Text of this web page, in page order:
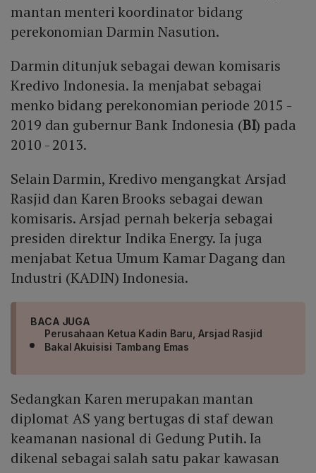
mantan menteri koordinator bidang
perekonomian Darmin Nasution.
Darmin ditunjuk sebagai dewan komisaris
Kredivo Indonesia. Ia menjabat sebagai
menko bidang perekonomian periode 2015 -
2019 dan gubernur Bank Indonesia (BI) pada
2010 - 2013.
Selain Darmin, Kredivo mengangkat Arsjad
Rasjid dan Karen Brooks sebagai dewan
komisaris. Arsjad pernah bekerja sebagai
presiden direktur Indika Energy. Ia juga
menjabat Ketua Umum Kamar Dagang dan
Industri (KADIN) Indonesia.
BACA JUGA
Perusahaan Ketua Kadin Baru, Arsjad Rasjid
Bakal Akuisisi Tambang Emas
Sedangkan Karen merupakan mantan
diplomat AS yang bertugas di staf dewan
keamanan nasional di Gedung Putih. Ia
dikenal sebagai salah satu pakar kawasan